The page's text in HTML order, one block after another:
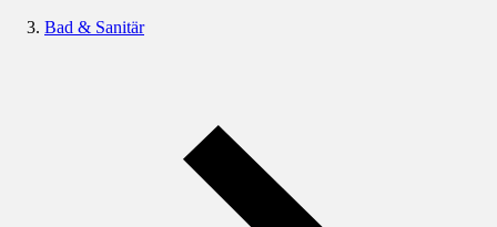
Bad & Sanitär